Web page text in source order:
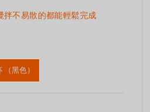
方便 攪拌不易散的都能輕鬆完成
黑色）